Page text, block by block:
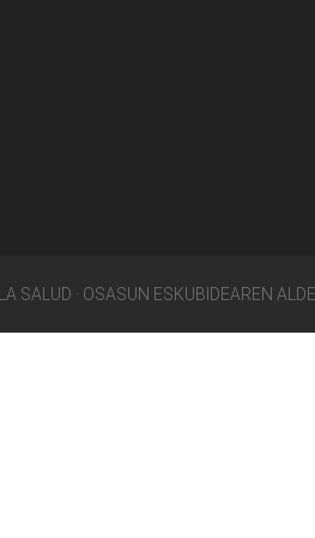
SALUD · OSASUN ESKUBIDEAREN